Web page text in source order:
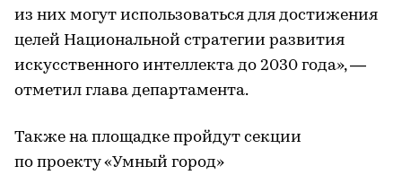
из них могут использоваться для достижения
целей Национальной стратегии развития
искусственного интеллекта до 2030 года», —
отметил глава департамента.
Также на площадке пройдут секции
по проекту «Умный город»